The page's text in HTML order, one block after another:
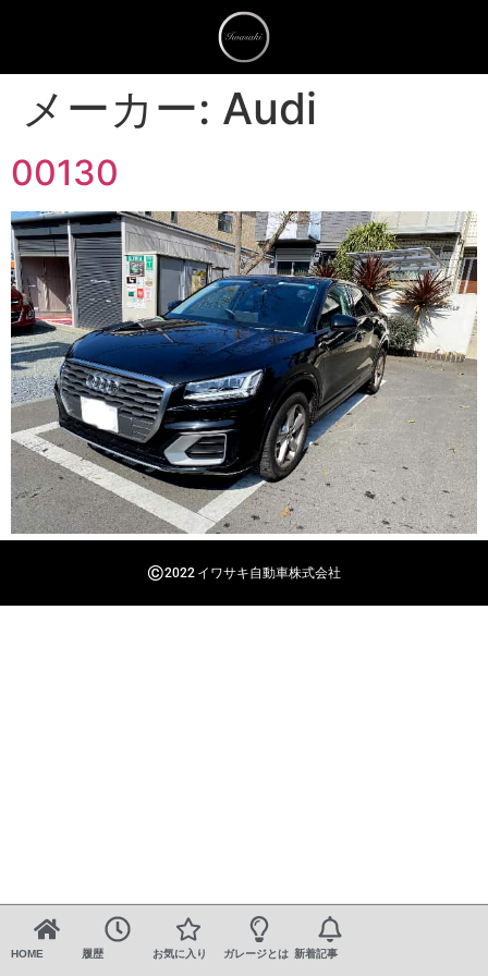
HOME 履歴 お気に入り ガレージとは 新着記事
メーカー: Audi
00130
©2022 イワサキ自動車株式会社